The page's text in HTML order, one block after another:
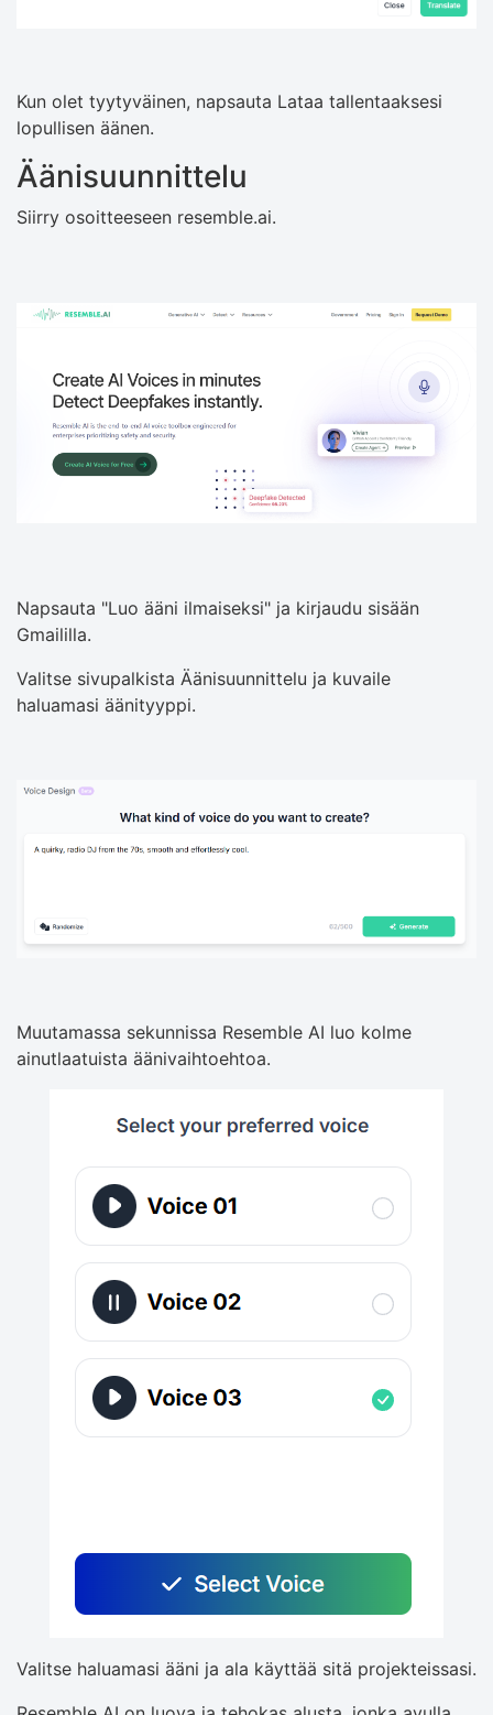
Kun olet tyytyväinen, napsauta Lataa tallentaaksesi
lopullisen äänen.
Äänisuunnittelu
Siirry osoitteeseen resemble.ai.
Napsauta "Luo ääni ilmaiseksi" ja kirjaudu sisään
Gmaililla.
Valitse sivupalkista Äänisuunnittelu ja kuvaile
haluamasi äänityyppi.
Muutamassa sekunnissa Resemble AI luo kolme
ainutlaatuista äänivaihtoehtoa.
Valitse haluamasi ääni ja ala käyttää sitä projekteissasi.